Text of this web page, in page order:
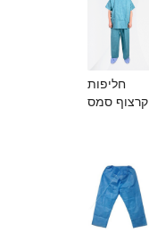
חליפות
קרצוף סמס